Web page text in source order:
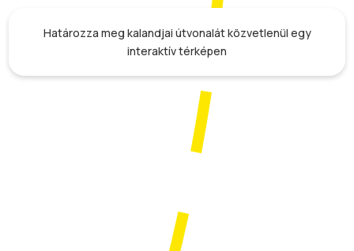
Határozza meg kalandjai útvonalát közvetlenül egy
interaktív térképen